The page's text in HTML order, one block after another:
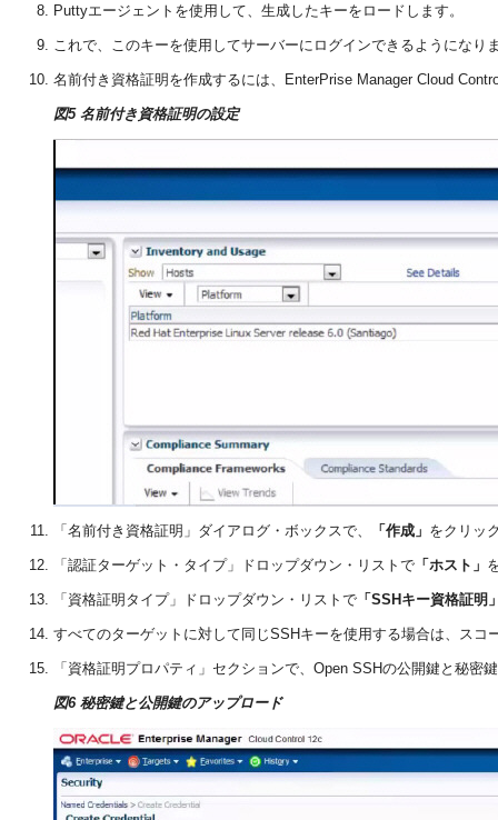
Puttyエージェントを使用して、生成したキーをロードします。
これで、このキーを使用してサーバーにログインできるようになり
名前付き資格証明を作成するには、EnterPrise Manager Cloud
図5 名前付き資格証明の設定
「名前付き資格証明」ダイアログ・ボックスで、 「作成」 をクリッ
「認証ターゲット・タイプ」ドロップダウン・リストで 「ホスト」
「資格証明タイプ」ドロップダウン・リストで 「SSHキー資格証明
すべてのターゲットに対して同じSSHキーを使用する場合は、スコ
「資格証明プロパティ」セクションで、Open SSHの公開鍵と秘密
図6 秘密鍵と公開鍵のアップロード